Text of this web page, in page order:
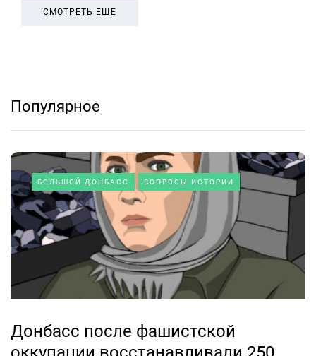
СМОТРЕТЬ ЕЩЕ
Популярное
БОЛЬШОЙ ДОНБАСС ВОПРОСЫ ИСТОРИИ
Донбасс после фашистской